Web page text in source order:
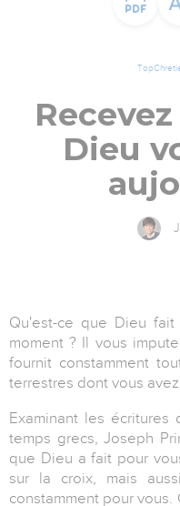
Dieu
Qu'est-ce que Dieu
moment ? Il vous
fournit constamment
terrestres dont vous
Examinant les
temps grecs, Joseph
que Dieu a fait pour
sur la croix, mais
constamment pour